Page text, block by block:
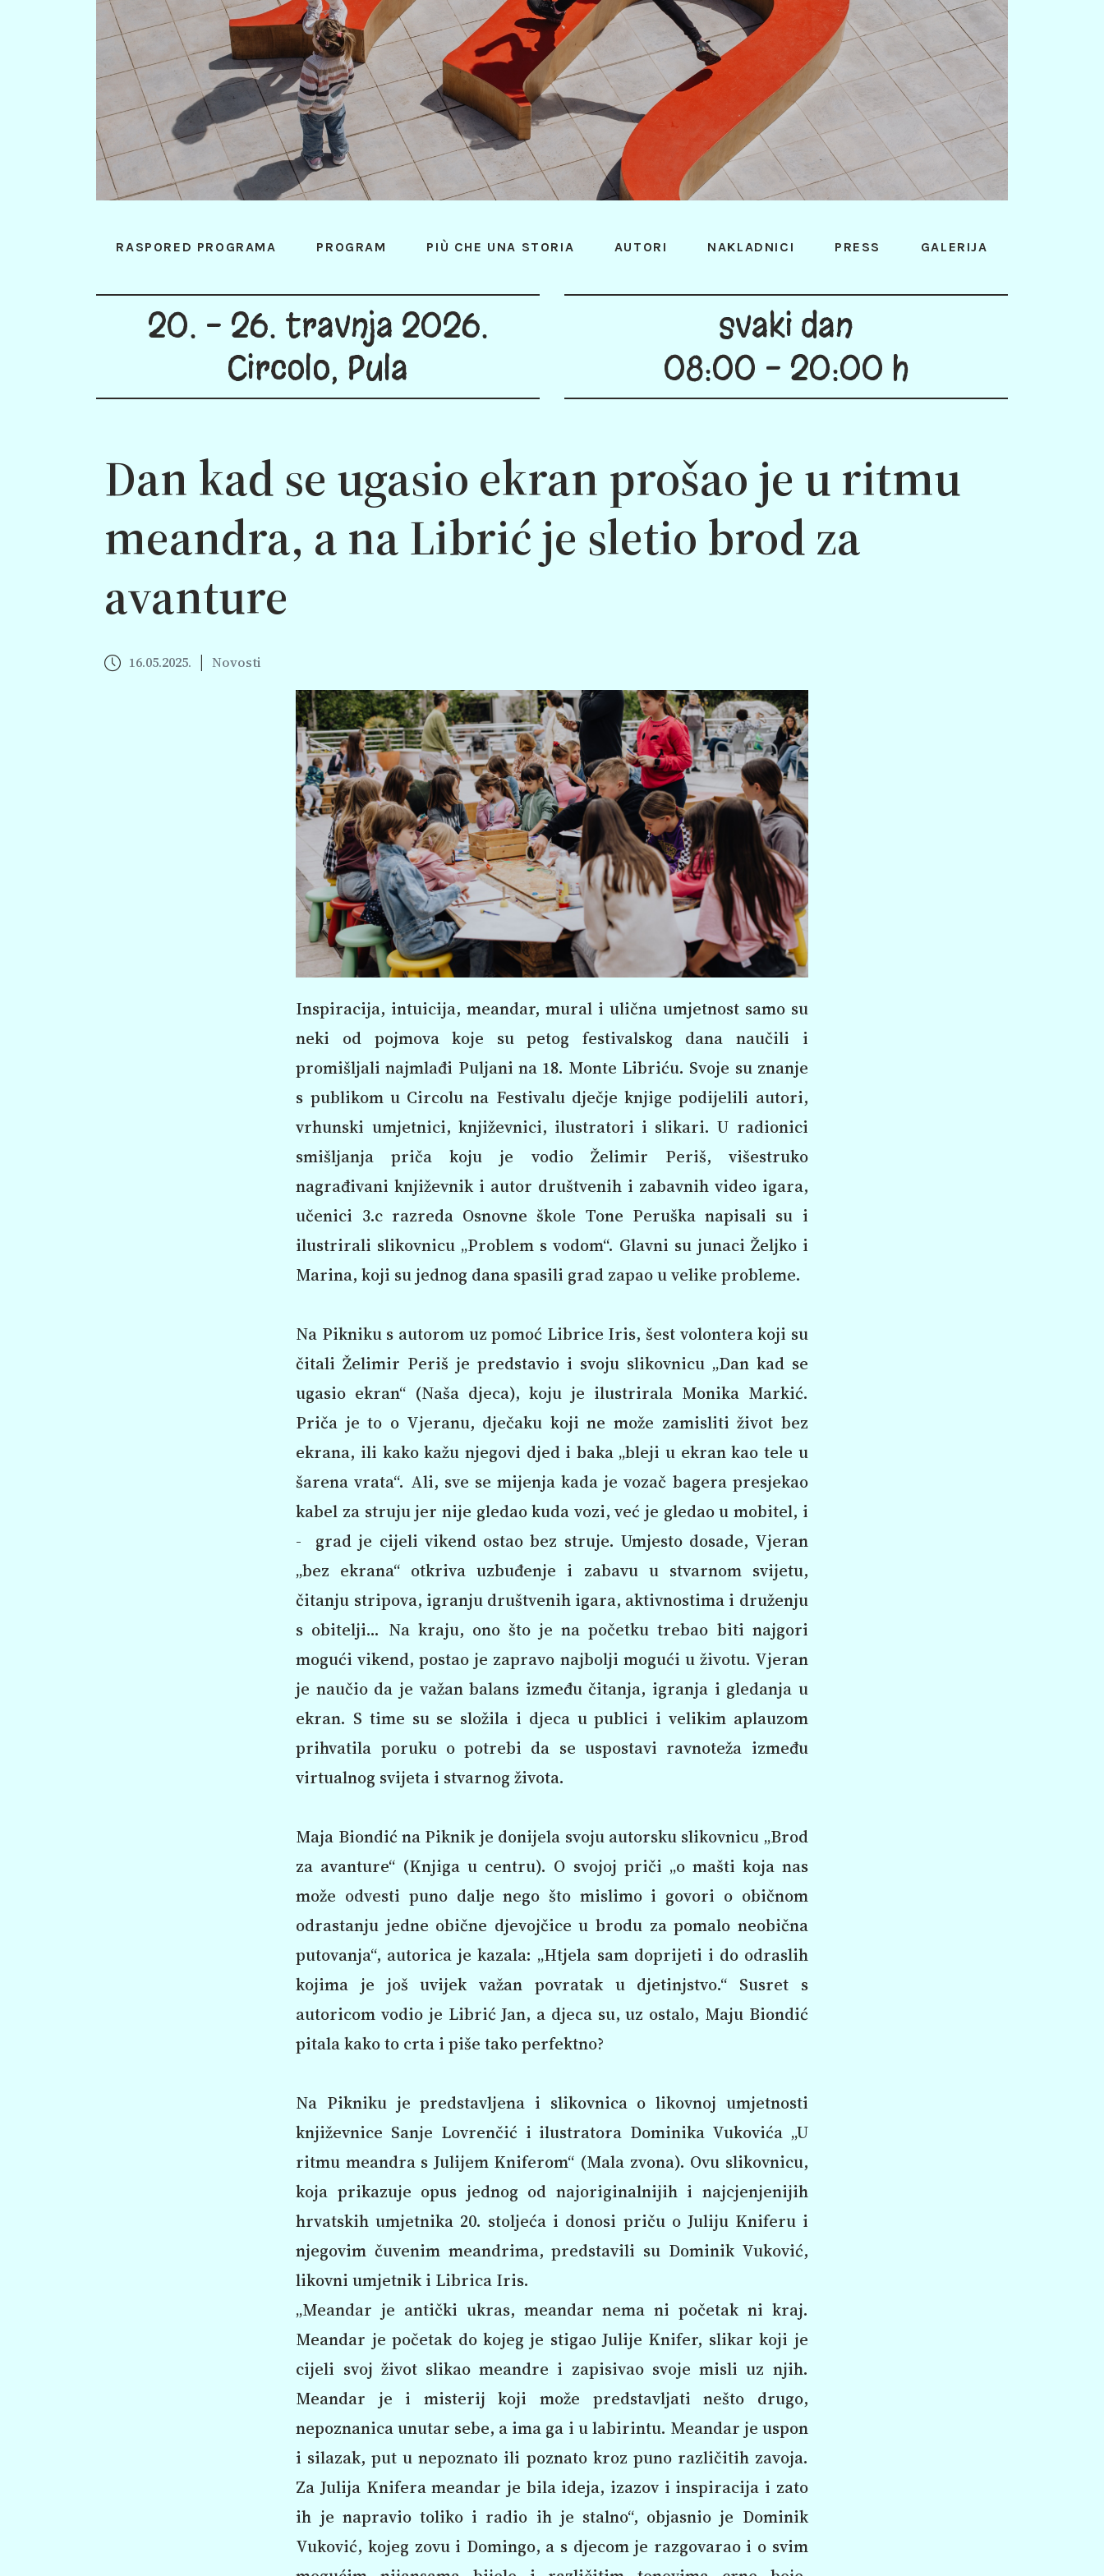
RASPORED PROGRAMA PROGRAM PIÙ CHE UNA STORIA AUTORI NAKLADNICI PRESS GALERIJA
20. - 26. travnja 2026.
Circolo, Pula
svaki dan
08:00 - 20:00 h
Dan kad se ugasio ekran prošao je u ritmu
meandra, a na Librić je sletio brod za
avanture
16.05.2025. | Novosti
Inspiracija, intuicija, meandar, mural i ulična umjetnost samo su
neki od pojmova koje su petog festivalskog dana naučili i
promišljali najmlađi Puljani na 18. Monte Libriću. Svoje su znanje
s publikom u Circolu na Festivalu dječje knjige podijelili autori,
vrhunski umjetnici, književnici, ilustratori i slikari. U radionici
smišljanja priča koju je vodio Želimir Periš, višestruko
nagrađivani književnik i autor društvenih i zabavnih video igara,
učenici 3.c razreda Osnovne škole Tone Peruška napisali su i
ilustrirali slikovnicu „Problem s vodom“. Glavni su junaci Željko i
Marina, koji su jednog dana spasili grad zapao u velike probleme.
Na Pikniku s autorom uz pomoć Librice Iris, šest volontera koji su
čitali Želimir Periš je predstavio i svoju slikovnicu „Dan kad se
ugasio ekran“ (Naša djeca), koju je ilustrirala Monika Markić.
Priča je to o Vjeranu, dječaku koji ne može zamisliti život bez
ekrana, ili kako kažu njegovi djed i baka „bleji u ekran kao tele u
šarena vrata“. Ali, sve se mijenja kada je vozač bagera presjekao
kabel za struju jer nije gledao kuda vozi, već je gledao u mobitel, i
- grad je cijeli vikend ostao bez struje. Umjesto dosade, Vjeran
„bez ekrana“ otkriva uzbuđenje i zabavu u stvarnom svijetu,
čitanju stripova, igranju društvenih igara, aktivnostima i druženju
s obitelji… Na kraju, ono što je na početku trebao biti najgori
mogući vikend, postao je zapravo najbolji mogući u životu. Vjeran
je naučio da je važan balans između čitanja, igranja i gledanja u
ekran. S time su se složila i djeca u publici i velikim aplauzom
prihvatila poruku o potrebi da se uspostavi ravnoteža između
virtualnog svijeta i stvarnog života.
Maja Biondić na Piknik je donijela svoju autorsku slikovnicu „Brod
za avanture“ (Knjiga u centru). O svojoj priči „o mašti koja nas
može odvesti puno dalje nego što mislimo i govori o običnom
odrastanju jedne obične djevojčice u brodu za pomalo neobična
putovanja“, autorica je kazala: „Htjela sam doprijeti i do odraslih
kojima je još uvijek važan povratak u djetinjstvo.“ Susret s
autoricom vodio je Librić Jan, a djeca su, uz ostalo, Maju Biondić
pitala kako to crta i piše tako perfektno?
Na Pikniku je predstavljena i slikovnica o likovnoj umjetnosti
književnice Sanje Lovrenčić i ilustratora Dominika Vukovića „U
ritmu meandra s Julijem Kniferom“ (Mala zvona). Ovu slikovnicu,
koja prikazuje opus jednog od najoriginalnijih i najcjenjenijih
hrvatskih umjetnika 20. stoljeća i donosi priču o Juliju Kniferu i
njegovim čuvenim meandrima, predstavili su Dominik Vuković,
likovni umjetnik i Librica Iris.
„Meandar je antički ukras, meandar nema ni početak ni kraj.
Meandar je početak do kojeg je stigao Julije Knifer, slikar koji je
cijeli svoj život slikao meandre i zapisivao svoje misli uz njih.
Meandar je i misterij koji može predstavljati nešto drugo,
nepoznanica unutar sebe, a ima ga i u labirintu. Meandar je uspon
i silazak, put u nepoznato ili poznato kroz puno različitih zavoja.
Za Julija Knifera meandar je bila ideja, izazov i inspiracija i zato
ih je napravio toliko i radio ih je stalno“, objasnio je Dominik
Vuković, kojeg zovu i Domingo, a s djecom je razgovarao i o svim